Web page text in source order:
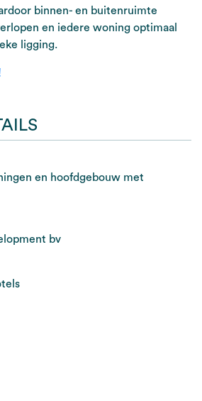
binnen- en buitenruimte
en iedere woning optimaal
ligging.
en hoofdgebouw met
bv